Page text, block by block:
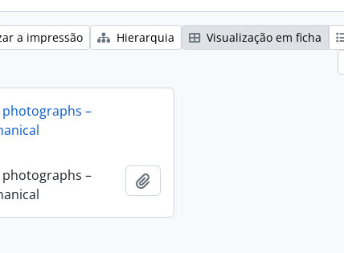
a impressão Hierarquia Visualização em ficha
–
–